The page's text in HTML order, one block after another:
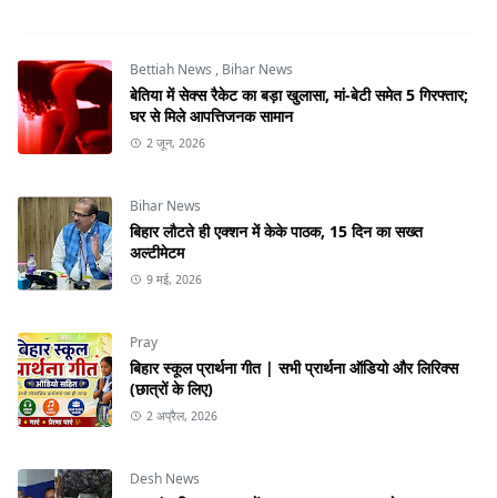
Bettiah News , Bihar News
बेतिया में सेक्स रैकेट का बड़ा खुलासा, मां-बेटी समेत 5 गिरफ्तार;
घर से मिले आपत्तिजनक सामान
2 जून, 2026
Bihar News
बिहार लौटते ही एक्शन में केके पाठक, 15 दिन का सख्त
अल्टीमेटम
9 मई, 2026
Pray
बिहार स्कूल प्रार्थना गीत | सभी प्रार्थना ऑडियो और लिरिक्स
(छात्रों के लिए)
2 अप्रैल, 2026
Desh News